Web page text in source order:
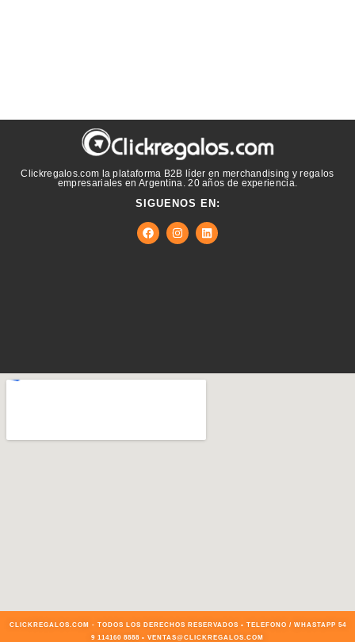
Clickregalos.com la plataforma B2B líder en merchandising y regalos
empresariales en Argentina. 20 años de experiencia.
SIGUENOS EN:
CLICKREGALOS.COM - TODOS LOS DERECHOS RESERVADOS • TELEFONO / WHASTAPP 54
9 114160 8888 • VENTAS@CLICKREGALOS.COM